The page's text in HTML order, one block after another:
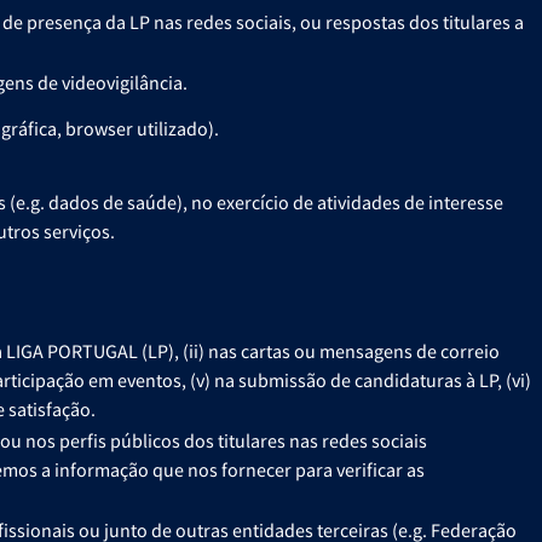
presença da LP nas redes sociais, ou respostas dos titulares a
de videovigilância.
browser utilizado).
dados de saúde), no exercício de atividades de interesse
serviços.
PORTUGAL (LP), (ii) nas cartas ou mensagens de correio
em eventos, (v) na submissão de candidaturas à LP, (vi)
satisfação.
nos perfis públicos dos titulares nas redes sociais
a informação que nos fornecer para verificar as
ou junto de outras entidades terceiras (e.g. Federação